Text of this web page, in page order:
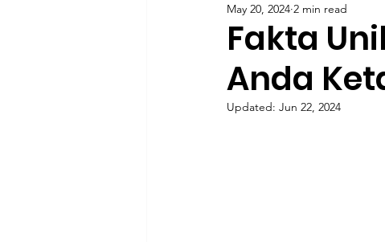
Fakta
Anda
May 20, 2024 2 min read
Updated: Jun 22, 2024